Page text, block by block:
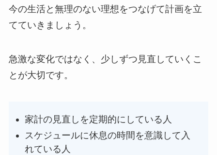
今の生活と無理のない理想をつなげて計画を立
てていきましょう。
急激な変化ではなく、少しずつ見直していくこ
とが大切です。
家計の見直しを定期的にしている人
スケジュールに休息の時間を意識して入
れている人